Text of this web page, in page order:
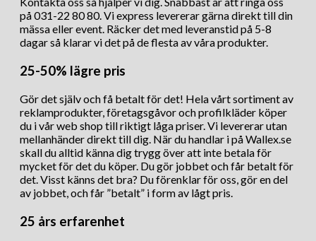
på 031-22 80 80. Vi express levererar gärna direkt till din
mässa eller event. Räcker det med leveranstid på 5-8
dagar så klarar vi det på de flesta av våra produkter.
25-50% lägre pris
Gör det själv och få betalt för det! Hela vårt sortiment av
reklamprodukter, företagsgåvor och profilkläder köper
du i vår web shop till riktigt låga priser. Vi levererar utan
mellanhänder direkt till dig. När du handlar i på Wallex.se
skall du alltid känna dig trygg över att inte betala för
mycket för det du köper. Du gör jobbet och får betalt för
det. Visst känns det bra? Du förenklar för oss, gör en del
av jobbet, och får ”betalt” i form av lågt pris.
25 års erfarenhet